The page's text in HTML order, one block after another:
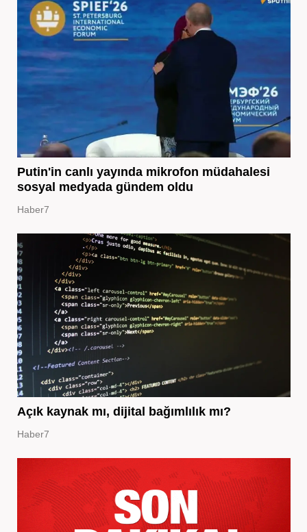
Putin'in canlı yayında mikrofon müdahalesi
sosyal medyada gündem oldu
Haber7
Açık kaynak mı, dijital bağımlılık mı?
Haber7